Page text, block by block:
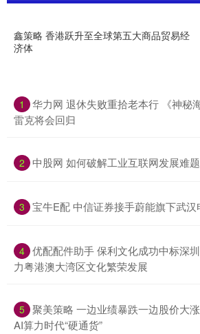
鑫策略 香港跃升至全球第五大商品贸易经
济体
1
华力网 退休失败重拾老本行 《神秘
雷克将会回归
2 中股网 如何破解工业互联网发展难题
3 宝牛E配 中信证券接手蔚能旗下武汉
4 优配配件助手 保利文化成功中标深
力粤港澳大湾区文化繁荣发展
5 聚美策略 一边业绩暴跌一边股价大
AI算力时代“硬通货”